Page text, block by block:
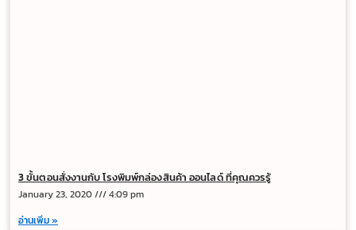
3 ขั้นตอนสั่งงานกับ โรงพิมพ์กล่องสินค้า ออนไลด์ ที่คุณควรรู้
January 23, 2020
4:09 pm
อ่านเพิ่ม »